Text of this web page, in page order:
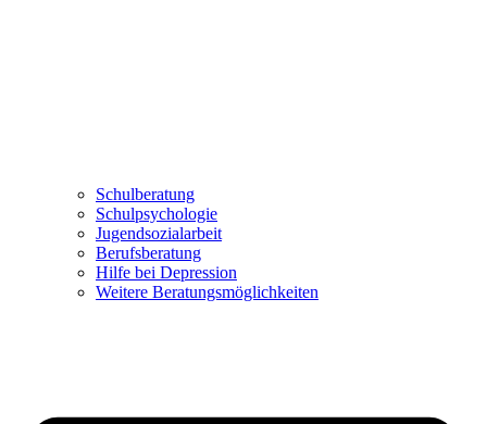
Schulberatung
Schulpsychologie
Jugendsozialarbeit
Berufsberatung
Hilfe bei Depression
Weitere Beratungsmöglichkeiten